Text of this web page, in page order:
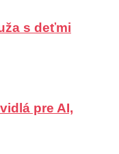
s deťmi
pre AI,